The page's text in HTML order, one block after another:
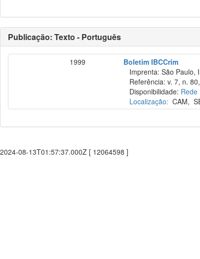
Publicação: Texto - Português
1999
Boletim IBCCrim
Imprenta: São Paulo,
Referência: v. 7, n.
Disponibilidade: Rede
Localização: CAM,
2024-08-13T01:57:37.000Z [ 12064598 ]